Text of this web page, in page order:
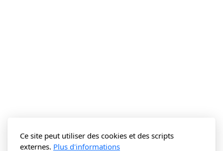
Ce site peut utiliser des cookies et des scripts
externes. Plus d'informations